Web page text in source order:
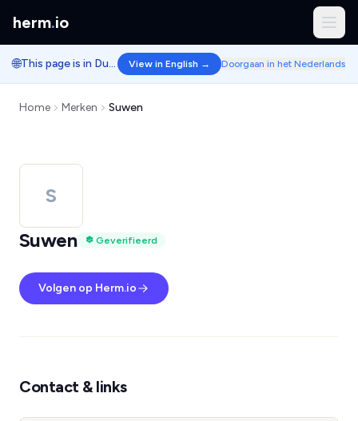
herm.io
🌐 This page is in Dutch. View in English → Doorgaan in het Nederlands
Home Merken Suwen
S
Suwen
Geverifieerd
Volgen op Herm.io
Contact & links